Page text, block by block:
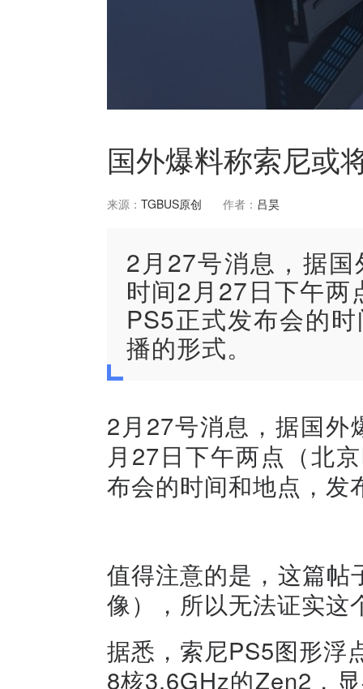
国外爆料称索尼或
来源： TGBUS原创 作者： 吕昊
2月27号消息，据
时间2月27日下午
PS5正式发布会的
播的形式。
2月27号消息，据国外
月27日下午两点（北
布会的时间和地点，发
值得注意的是，这篇
像），所以无法证实这
据悉，索尼PS5图形浮
8核3.6GHz的Zen2，